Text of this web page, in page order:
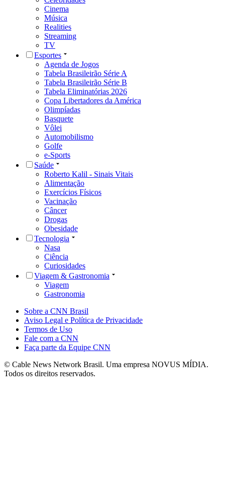
Cinema
Música
Realities
Streaming
TV
Esportes
Agenda de Jogos
Tabela Brasileirão Série A
Tabela Brasileirão Série B
Tabela Eliminatórias 2026
Copa Libertadores da América
Olimpíadas
Basquete
Vôlei
Automobilismo
Golfe
e-Sports
Saúde
Roberto Kalil - Sinais Vitais
Alimentação
Exercícios Físicos
Vacinação
Câncer
Drogas
Obesidade
Tecnologia
Nasa
Ciência
Curiosidades
Viagem & Gastronomia
Viagem
Gastronomia
Sobre a CNN Brasil
Aviso Legal e Política de Privacidade
Termos de Uso
Fale com a CNN
Faça parte da Equipe CNN
© Cable News Network Brasil. Uma empresa NOVUS MÍDIA.
Todos os direitos reservados.